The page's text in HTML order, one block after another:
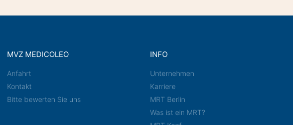
MVZ MEDICOLEO
Anfahrt
Kontakt
Bitte bewerten Sie uns
INFO
Unternehmen
Karriere
MRT Berlin
Was ist ein MRT?